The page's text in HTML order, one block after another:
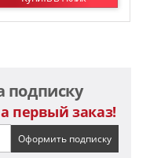
подписку
первый заказ!